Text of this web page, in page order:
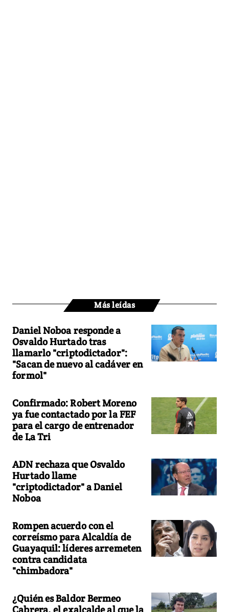
Más leídas
Daniel Noboa responde a
Osvaldo Hurtado tras
llamarlo "criptodictador":
"Sacan de nuevo al cadáver en
formol"
Confirmado: Robert Moreno
ya fue contactado por la FEF
para el cargo de entrenador
de La Tri
ADN rechaza que Osvaldo
Hurtado llame
"criptodictador" a Daniel
Noboa
Rompen acuerdo con el
correísmo para Alcaldía de
Guayaquil: líderes arremeten
contra candidata
"chimbadora"
¿Quién es Baldor Bermeo
Cabrera, el exalcalde al que la